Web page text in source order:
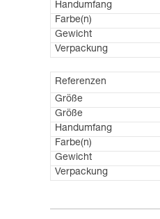
Handumfang
Farbe(n)
Gewicht
Verpackung
Referenzen
Größe
Größe
Handumfang
Farbe(n)
Gewicht
Verpackung